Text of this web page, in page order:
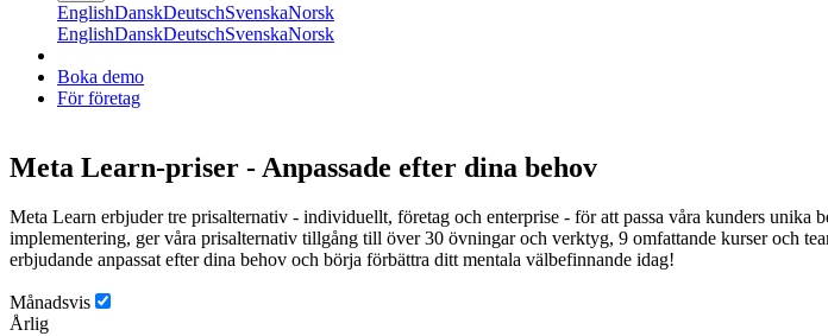
EnglishDanskDeutschSvenskaNorsk
EnglishDanskDeutschSvenskaNorsk
Boka demo
För företag
Meta Learn-priser - Anpassade efter dina behov
Meta Learn erbjuder tre prisalternativ - individuellt, företag och enterprise - för att passa våra kunders
implementering, ger våra prisalternativ tillgång till över 30 övningar och verktyg, 9 omfattande kurser och
erbjudande anpassat efter dina behov och börja förbättra ditt mentala välbefinnande idag!
Månadsvis
Årlig